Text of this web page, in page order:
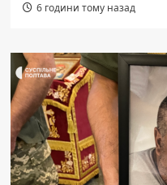
6 години тому назад